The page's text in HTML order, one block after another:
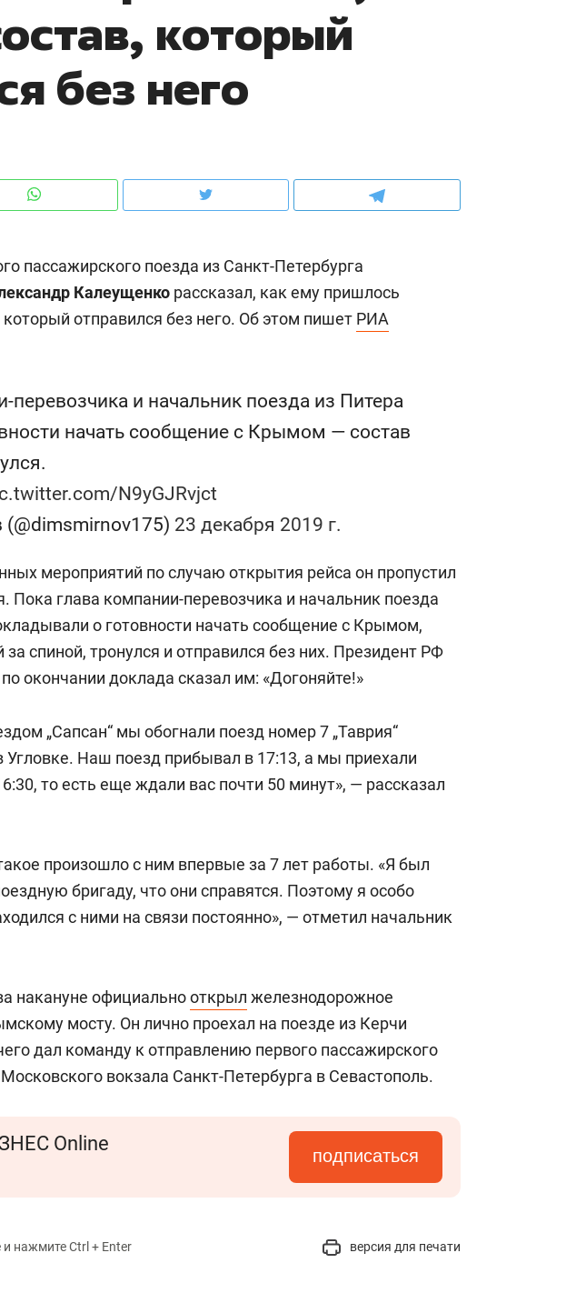
который
без него
пассажирского поезда из Санкт-Петербурга
Калеущенко рассказал, как ему пришлось
который отправился без него. Об этом пишет РИА
перевозчика и начальник поезда из Питера
начать сообщение с Крымом — состав
N9yGJRvjct
23 декабря 2019 г.
мероприятий по случаю открытия рейса он пропустил
Пока глава компании-перевозчика и начальник поезда
о готовности начать сообщение с Крымом,
за спиной, тронулся и отправился без них. Президент РФ
по окончании доклада сказал им: «Догоняйте!»
„Сапсан“ мы обогнали поезд номер 7 „Таврия“
Угловке. Наш поезд прибывал в 17:13, а мы приехали
то есть еще ждали вас почти 50 минут», — рассказал
произошло с ним впервые за 7 лет работы. «Я был
бригаду, что они справятся. Поэтому я особо
с ними на связи постоянно», — отметил начальник
накануне официальнооткрыл железнодорожное
мосту. Он лично проехал на поезде из Керчи
дал команду к отправлению первого пассажирского
вокзала Санкт-Петербурга в Севастополь.
Online
подписаться
нажмите Ctrl + Enter версия для печати
о трехкратном росте цен, дотошных
клиентах и чудных запросах мастеров
Рекомендуем
безопасность в ЖК «Нова»
Рекомендуем
с ментальным и физическим
антихрупких команд